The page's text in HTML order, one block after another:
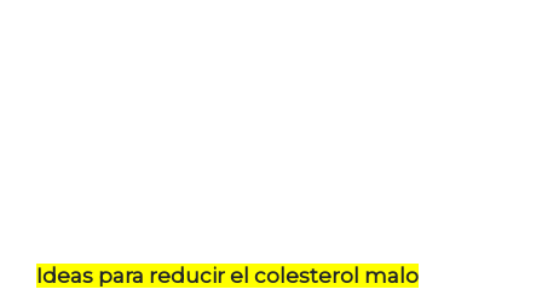
Ideas para reducir el colesterol malo